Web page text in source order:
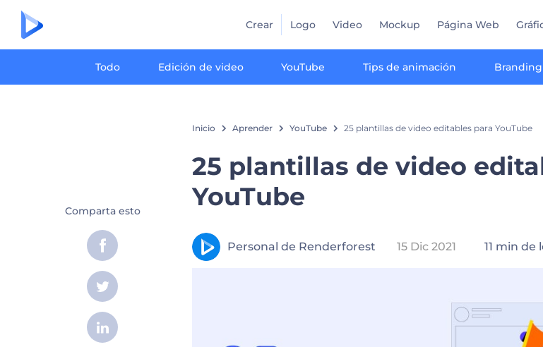
Crear Logo Video Mockup Página Web
Todo Edición de video YouTube Tips de animación Branding
Inicio Aprender YouTube 25 plantillas de video editables para YouTube
25 plantillas de video
YouTube
Personal de Renderforest 15 Dic 2021 11 min de
Comparta esto